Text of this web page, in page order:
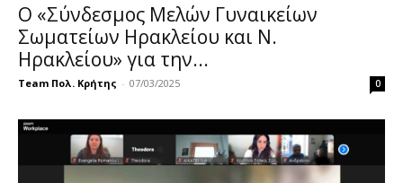
Ο «Σύνδεσμος Μελών Γυναικείων
Σωματείων Ηρακλείου και Ν.
Ηρακλείου» για την...
Team Πολ. Κρήτης - 07/03/2025 0